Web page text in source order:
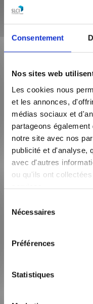
Consentement
Nos sites web
Les cookies nous
et les annonces,
médias sociaux et
partageons
notre site avec nos
publicité et d'analyse,
avec d'autres
ou qu'ils ont
services.
Nécessaires
Préférences
Statistiques
PREV022A1
4 pièces de 95m²
344 000€
Emilie Molinaro
04 72 80 46
Nom *
Téléphone
En soumettant ce